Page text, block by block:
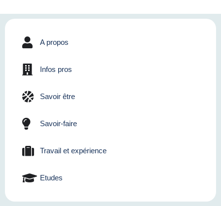
A propos
Infos pros
Savoir être
Savoir-faire
Travail et expérience
Etudes